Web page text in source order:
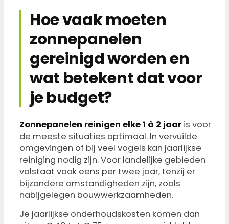
Hoe vaak moeten
zonnepanelen
gereinigd worden en
wat betekent dat voor
je budget?
Zonnepanelen reinigen elke 1 à 2 jaar is voor
de meeste situaties optimaal. In vervuilde
omgevingen of bij veel vogels kan jaarlijkse
reiniging nodig zijn. Voor landelijke gebieden
volstaat vaak eens per twee jaar, tenzij er
bijzondere omstandigheden zijn, zoals
nabijgelegen bouwwerkzaamheden.
Je jaarlijkse onderhoudskosten komen dan